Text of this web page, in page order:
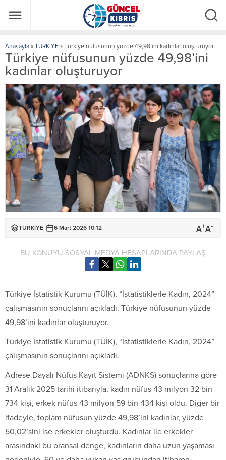
Anasayfa » TÜRKİYE » Türkiye nüfusunun yüzde 49,98’ini kadınlar oluşturuyor
Türkiye nüfusunun yüzde 49,98’ini
kadınlar oluşturuyor
TÜRKİYE 6 Mart 2026 10:12 A+A-
BU KONUYU SOSYAL MEDYA HESAPLARINDA PAYLAŞ
Türkiye İstatistik Kurumu (TÜİK), “İstatistiklerle Kadın, 2024”
çalışmasının sonuçlarını açıkladı. Türkiye nüfusunun yüzde
49,98’ini kadınlar oluşturuyor.
Türkiye İstatistik Kurumu (TÜİK), “İstatistiklerle Kadın, 2024”
çalışmasının sonuçlarını açıkladı.
Adrese Dayalı Nüfus Kayıt Sistemi (ADNKS) sonuçlarına göre
31 Aralık 2025 tarihi itibarıyla, kadın nüfus 43 milyon 32 bin
734 kişi, erkek nüfus 43 milyon 59 bin 434 kişi oldu. Diğer bir
ifadeyle, toplam nüfusun yüzde 49,98’ini kadınlar, yüzde
50,02’sini ise erkekler oluşturdu. Kadınlar ile erkekler
arasındaki bu oransal denge, kadınların daha uzun yaşaması